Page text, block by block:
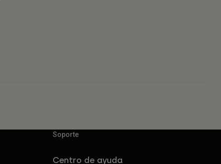
Soporte
Centro de ayuda